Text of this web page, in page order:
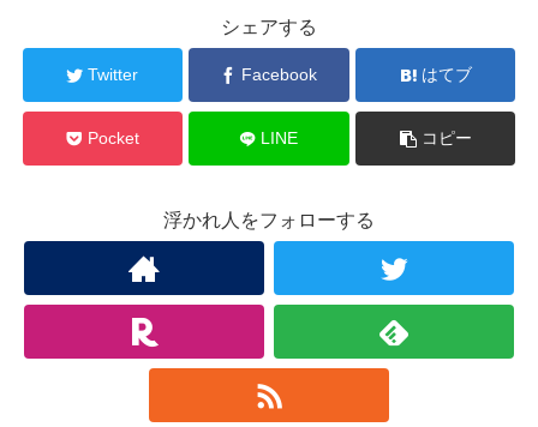
シェアする
Twitter Facebook はてブ
Pocket LINE コピー
浮かれ人をフォローする